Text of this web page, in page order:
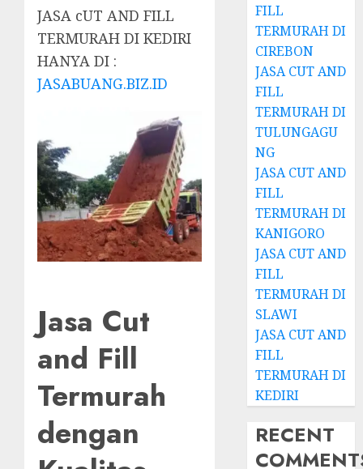
JASA cUT AND FILL
TERMURAH DI KEDIRI
HANYA DI :
JASABUANG.BIZ.ID
Jasa Cut
and Fill
Termurah
dengan
FILL
TERMURAH DI
CIREBON
JASA CUT AND
FILL
TERMURAH DI
TULUNGAGU
NG
JASA CUT AND
FILL
TERMURAH DI
KANIGORO
JASA CUT AND
FILL
TERMURAH DI
SLAWI
JASA CUT AND
FILL
TERMURAH DI
KEDIRI
RECENT